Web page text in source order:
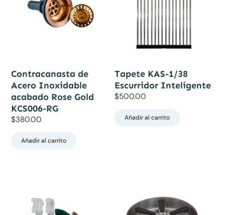
Contracanasta de
Acero Inoxidable
acabado Rose Gold
KCS006-RG
$380.00
Añadir al carrito
Tapete KAS-1/38
Escurridor Inteligente
$500.00
Añadir al carrito